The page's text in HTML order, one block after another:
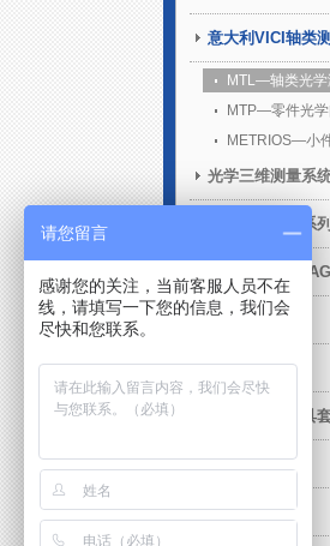
意大利VICI轴类
MTL—轴类光学
MTP—零件光
METRIOS—小
光学三维测量系
青岛前哨产品系列
STANDARD
在机测量
售后增值服务
三坐标柔性夹具
工业CT
威尔量具量仪
请您留言
感谢您的关注，当前客服人员不在
线，请填写一下您的信息，我们会
尽快和您联系。